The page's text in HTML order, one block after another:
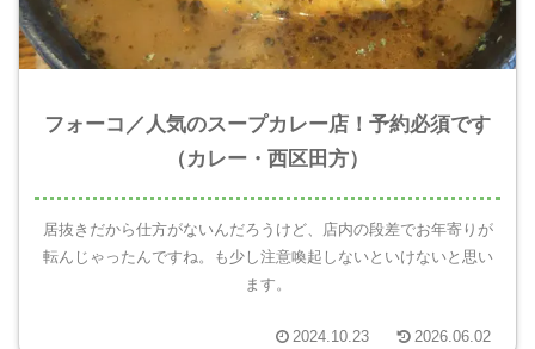
フォーコ／人気のスープカレー店！予約必須です
（カレー・西区田方）
居抜きだから仕方がないんだろうけど、店内の段差でお年寄りが
転んじゃったんですね。も少し注意喚起しないといけないと思い
ます。
2024.10.23 2026.06.02